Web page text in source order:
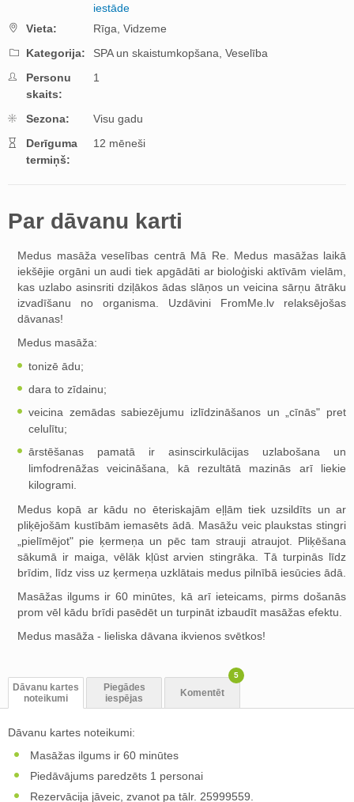
iestāde
Vieta:
Rīga, Vidzeme
Kategorija:
SPA un skaistumkopšana, Veselība
Personu
skaits:
1
Sezona:
Visu gadu
Derīguma
termiņš:
12 mēneši
Par dāvanu karti
Medus masāža veselības centrā Mā Re. Medus masāžas laikā
iekšējie orgāni un audi tiek apgādāti ar bioloģiski aktīvām vielām,
kas uzlabo asinsriti dziļākos ādas slāņos un veicina sārņu ātrāku
izvadīšanu no organisma. Uzdāvini FromMe.lv relaksējošas
dāvanas!
Medus masāža:
tonizē ādu;
dara to zīdainu;
veicina zemādas sabiezējumu izlīdzināšanos un „cīnās" pret
celulītu;
ārstēšanas pamatā ir asinscirkulācijas uzlabošana un
limfodrenāžas veicināšana, kā rezultātā mazinās arī liekie
kilogrami.
Medus kopā ar kādu no ēteriskajām eļļām tiek uzsildīts un ar
pliķējošām kustībām iemasēts ādā. Masāžu veic plaukstas stingri
„pielīmējot" pie ķermeņa un pēc tam strauji atraujot. Pliķēšana
sākumā ir maiga, vēlāk kļūst arvien stingrāka. Tā turpinās līdz
brīdim, līdz viss uz ķermeņa uzklātais medus pilnībā iesūcies ādā.
Masāžas ilgums ir 60 minūtes, kā arī ieteicams, pirms došanās
prom vēl kādu brīdi pasēdēt un turpināt izbaudīt masāžas efektu.
Medus masāža - lieliska dāvana ikvienos svētkos!
Dāvanu kartes
noteikumi
Piegādes
iespējas
Komentēt
5
Dāvanu kartes noteikumi:
Masāžas ilgums ir 60 minūtes
Piedāvājums paredzēts 1 personai
Rezervācija jāveic, zvanot pa tālr. 25999559.